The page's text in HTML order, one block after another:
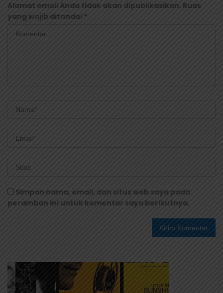
Alamat email Anda tidak akan dipublikasikan. Ruas
yang wajib ditandai *
Simpan nama, email, dan situs web saya pada
peramban ini untuk komentar saya berikutnya.